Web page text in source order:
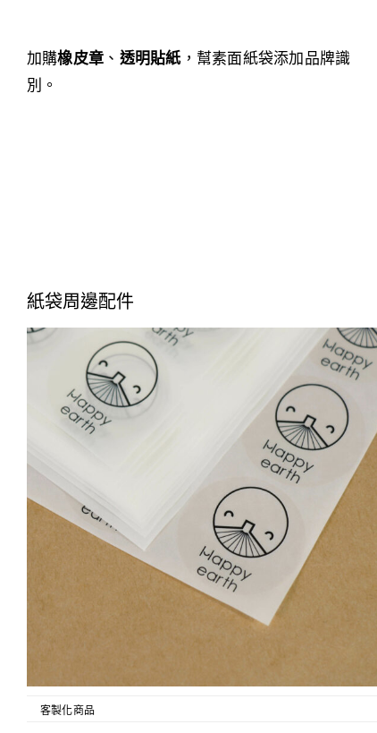
加購橡皮章 、 透明貼紙，幫素面紙袋添加品牌識
別。
紙袋周邊配件
客製化商品